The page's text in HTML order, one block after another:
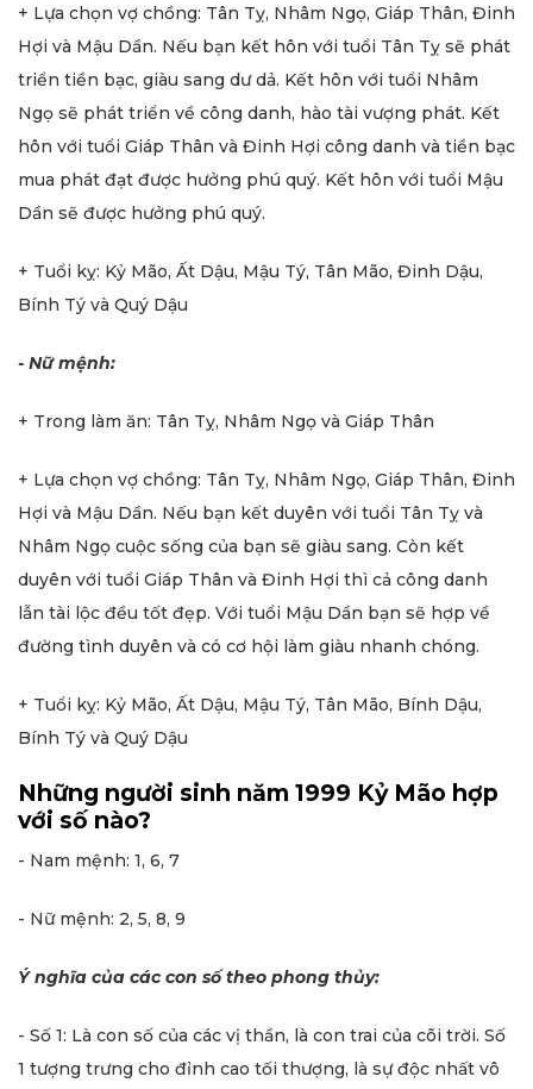
+ Lựa chọn vợ chồng: Tân Tỵ, Nhâm Ngọ, Giáp Thân, Đinh
Hợi và Mậu Dần. Nếu bạn kết hôn với tuổi Tân Tỵ sẽ phát
triển tiền bạc, giàu sang dư dả. Kết hôn với tuổi Nhâm
Ngọ sẽ phát triển về công danh, hào tài vượng phát. Kết
hôn với tuổi Giáp Thân và Đinh Hợi công danh và tiền bạc
mua phát đạt được hưởng phú quý. Kết hôn với tuổi Mậu
Dần sẽ được hưởng phú quý.
+ Tuổi kỵ: Kỷ Mão, Ất Dậu, Mậu Tý, Tân Mão, Đinh Dậu,
Bính Tý và Quý Dậu
- Nữ mệnh:
+ Trong làm ăn: Tân Tỵ, Nhâm Ngọ và Giáp Thân
+ Lựa chọn vợ chồng: Tân Tỵ, Nhâm Ngọ, Giáp Thân, Đinh
Hợi và Mậu Dần. Nếu bạn kết duyên với tuổi Tân Tỵ và
Nhâm Ngọ cuộc sống của bạn sẽ giàu sang. Còn kết
duyên với tuổi Giáp Thân và Đinh Hợi thì cả công danh
lẫn tài lộc đều tốt đẹp. Với tuổi Mậu Dần bạn sẽ hợp về
đường tình duyên và có cơ hội làm giàu nhanh chóng.
+ Tuổi kỵ: Kỷ Mão, Ất Dậu, Mậu Tý, Tân Mão, Bính Dậu,
Bính Tý và Quý Dậu
Những người sinh năm 1999 Kỷ Mão hợp
với số nào?
- Nam mệnh: 1, 6, 7
- Nữ mệnh: 2, 5, 8, 9
Ý nghĩa của các con số theo phong thủy:
- Số 1: Là con số của các vị thần, là con trai của cõi trời. Số
1 tượng trưng cho đỉnh cao tối thượng, là sự độc nhất vô